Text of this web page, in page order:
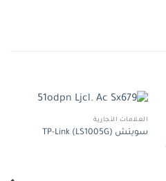
العلامات التجارية
سويتش TP-Link (LS1005G)